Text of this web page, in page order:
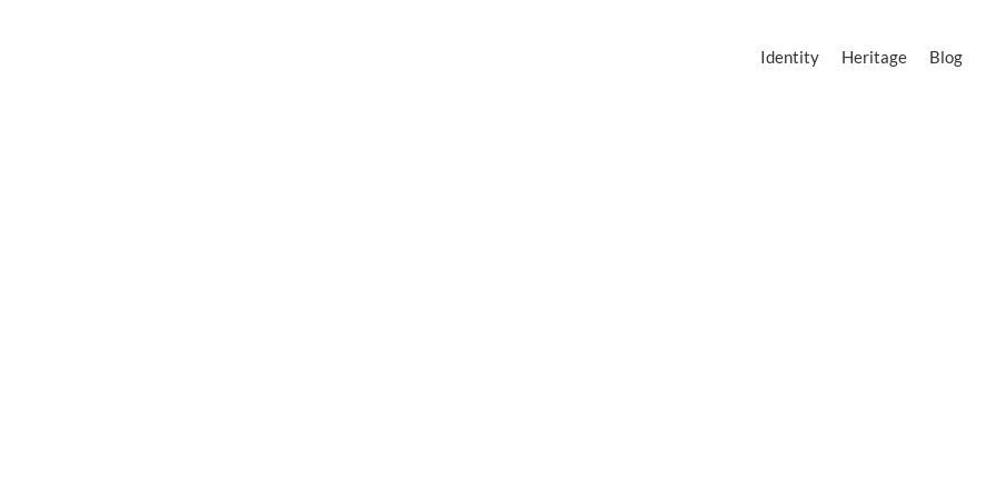
Identity Heritage Blog